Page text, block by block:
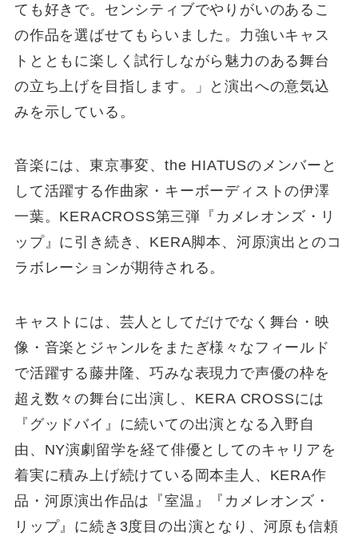
ても好きで。センシティブでやりがいのあるこ
の作品を選ばせてもらいました。力強いキャス
トとともに楽しく試行しながら魅力のある舞台
の立ち上げを目指します。」と演出への意気込
みを示している。
音楽には、東京事変、the HIATUSのメンバーと
して活躍する作曲家・キーボーディストの伊澤
一葉。KERACROSS第三弾『カメレオンズ・リ
ップ』に引き続き、KERA脚本、河原演出とのコ
ラボレーションが期待される。
キャストには、芸人としてだけでなく舞台・映
像・音楽とジャンルをまたぎ様々なフィールド
で活躍する藤井隆、巧みな表現力で声優の枠を
超え数々の舞台に出演し、KERA CROSSには
『グッドバイ』に続いての出演となる入野自
由、NY演劇留学を経て俳優としてのキャリアを
着実に積み上げ続けている岡本圭人、KERA作
品・河原演出作品は『室温』『カメレオンズ・
リップ』に続き3度目の出演となり、河原も信頼